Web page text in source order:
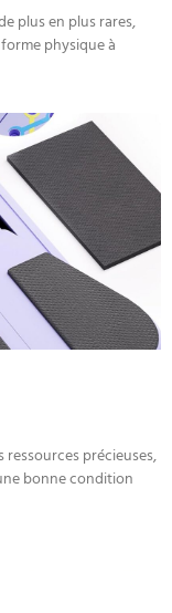
plus en plus rares,
physique à
ressources précieuses,
bonne condition